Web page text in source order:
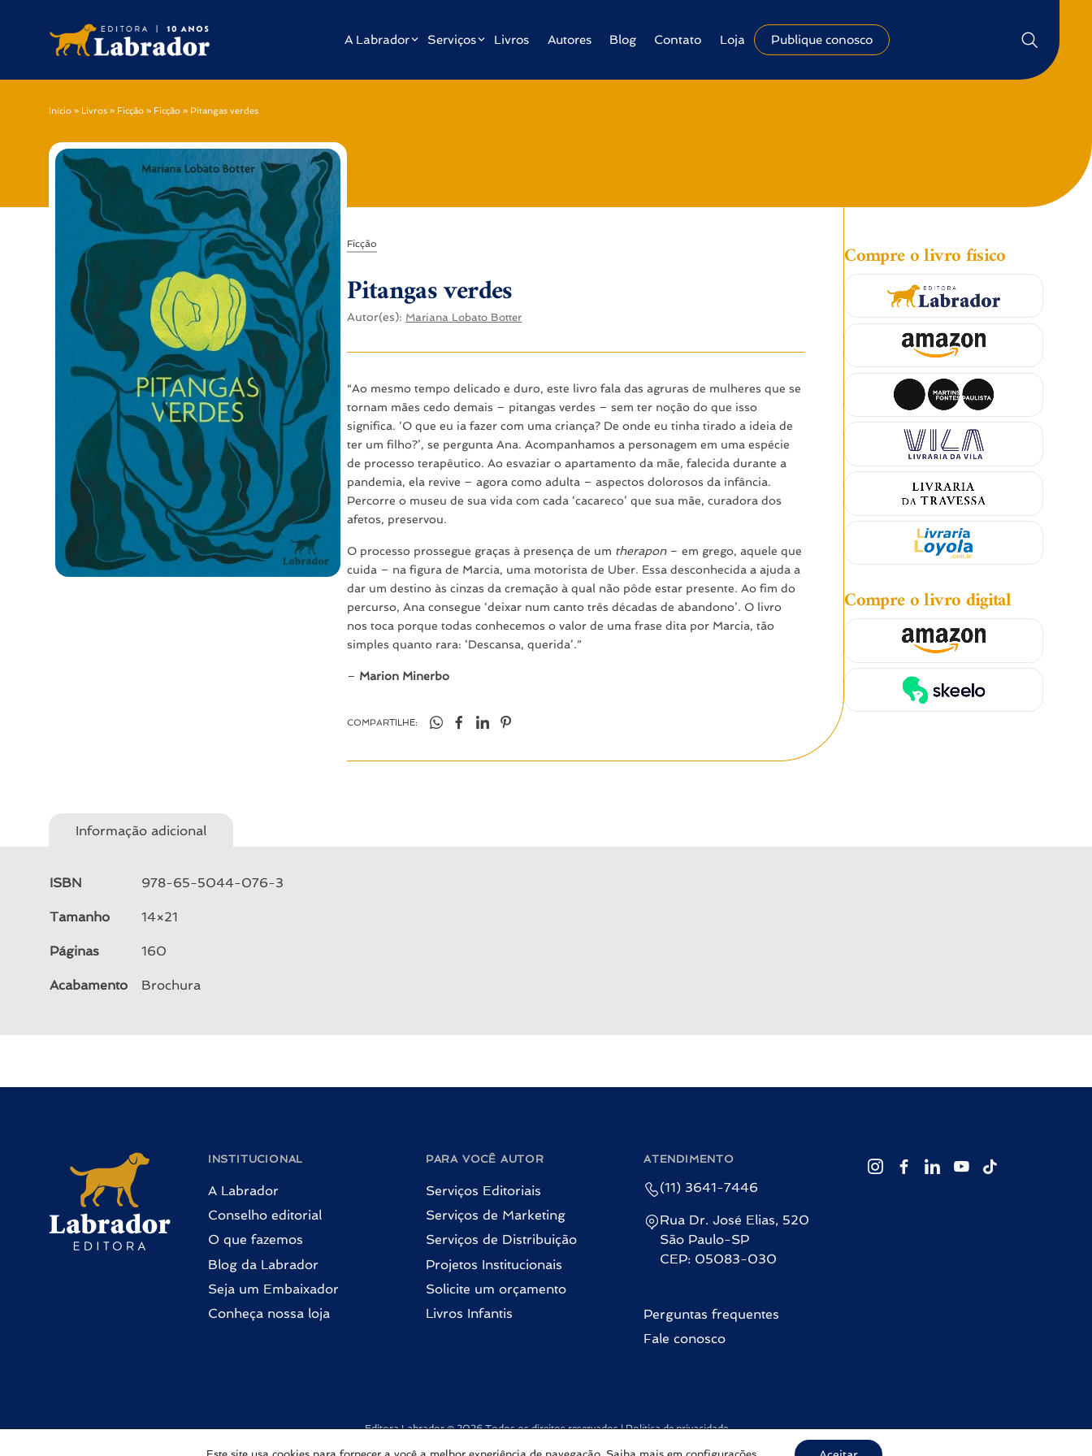
A Labrador Serviços Livros Autores Blog Contato Loja Publique conosco
Início » Livros » Ficção » Ficção » Pitangas verdes
Ficção
Pitangas verdes
Autor(es): Mariana Lobato Botter
“Ao mesmo tempo delicado e duro, este livro fala das agruras de mulheres que se
tornam mães cedo demais – pitangas verdes – sem ter noção do que isso
significa. ‘O que eu ia fazer com uma criança? De onde eu tinha tirado a ideia de
ter um filho?’, se pergunta Ana. Acompanhamos a personagem em uma espécie
de processo terapêutico. Ao esvaziar o apartamento da mãe, falecida durante a
pandemia, ela revive – agora como adulta – aspectos dolorosos da infância.
Percorre o museu de sua vida com cada ‘cacareco’ que sua mãe, curadora dos
afetos, preservou.
O processo prossegue graças à presença de um therapon – em grego, aquele que
cuida – na figura de Marcia, uma motorista de Uber. Essa desconhecida a ajuda a
dar um destino às cinzas da cremação à qual não pôde estar presente. Ao fim do
percurso, Ana consegue ‘deixar num canto três décadas de abandono’. O livro
nos toca porque todas conhecemos o valor de uma frase dita por Marcia, tão
simples quanto rara: ‘Descansa, querida’.”
– Marion Minerbo
COMPARTILHE:
Compre o livro físico
Compre o livro digital
Informação adicional
ISBN 978-65-5044-076-3
Tamanho 14×21
Páginas 160
Acabamento Brochura
INSTITUCIONAL
A Labrador
Conselho editorial
O que fazemos
Blog da Labrador
Seja um Embaixador
Conheça nossa loja
PARA VOCÊ AUTOR
Serviços Editoriais
Serviços de Marketing
Serviços de Distribuição
Projetos Institucionais
Solicite um orçamento
Livros Infantis
ATENDIMENTO
(11) 3641-7446
Rua Dr. José Elias, 520
São Paulo-SP
CEP: 05083-030
Perguntas frequentes
Fale conosco
Editora Labrador © 2026 Todos os direitos reservados |Política de privacidade
Com ♥ por
Inovalize